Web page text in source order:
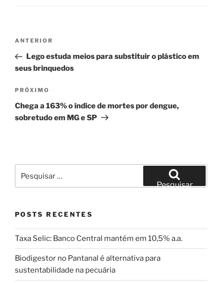
Navegação
Post
Post
anterior
ANTERIOR
Lego estuda meios para substituir o plástico em
seus brinquedos
Próximo
post
PRÓXIMO
Chega a 163% o índice de mortes por dengue,
sobretudo em MG e SP
por:
Pesquisar
POSTS RECENTES
Taxa Selic: Banco Central mantém em 10,5% a.a.
Biodigestor no Pantanal é alternativa para
sustentabilidade na pecuária